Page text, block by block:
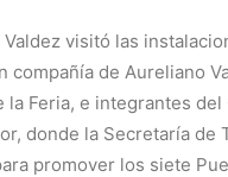
visitó las
compañía de Aureliano
la Feria, e integrantes del
donde la Secretaría de
promover los siete